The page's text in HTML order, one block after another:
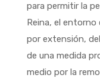
para permitir la
Reina, el
por extensión,
de una medida
medio por la